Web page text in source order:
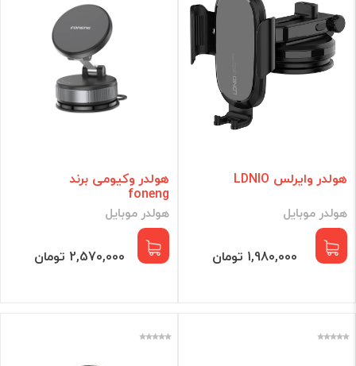
فقط کالاهای موجود
فیلتر براساس قیمت :
قیمت: تومان
هولدر وایرلس LDNIO
هولدر موبایل
1,980,000 تومان
هولدر وکیومی برند
foneng
هولدر موبایل
2,570,000 تومان